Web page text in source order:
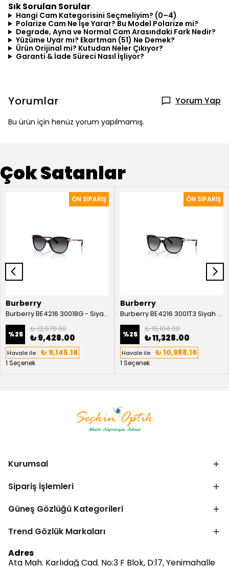
Sık Sorulan Sorular
Hangi Cam Kategorisini Seçmeliyim? (0–4)
Polarize Cam Ne İşe Yarar? Bu Model Polarize mi?
Degrade, Ayna ve Normal Cam Arasındaki Fark Nedir?
Yüzüme Uyar mı? Ekartman (51) Ne Demek?
Ürün Orijinal mi? Kutudan Neler Çıkıyor?
Garanti & İade Süreci Nasıl İşliyor?
Yorumlar Yorum Yap
Bu ürün için henüz yorum yapılmamış.
Çok Satanlar
Burberry
Burberry BE4216 30018G - Siyah Kadın Güneş Gözlüğü
%25
₺ 12,570.66
₺ 9,428.00
Havale ile ₺ 9,145.16
1 Seçenek
Burberry
Burberry BE4216 3001T3 Siyah Kadın Güneş Gözlüğü
%25
₺ 15,104.00
₺ 11,328.00
Havale ile ₺ 10,988.16
1 Seçenek
Kurumsal
Sipariş İşlemleri
Güneş Gözlüğü Kategorileri
Trend Gözlük Markaları
Adres
Ata Mah. Karlıdağ Cad. No:3 F Blok, D:17, Yenimahalle